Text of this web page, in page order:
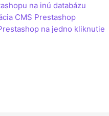
na inú databázu
CMS Prestashop
na jedno kliknutie